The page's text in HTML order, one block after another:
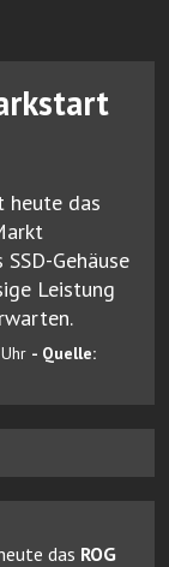
heute das
Gehäuse
Leistung
- Quelle:
das ROG